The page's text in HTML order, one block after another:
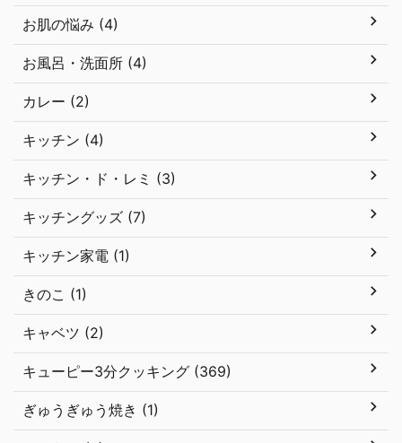
お肌の悩み (4)
お風呂・洗面所 (4)
カレー (2)
キッチン (4)
キッチン・ド・レミ (3)
キッチングッズ (7)
キッチン家電 (1)
きのこ (1)
キャベツ (2)
キューピー3分クッキング (369)
ぎゅうぎゅう焼き (1)